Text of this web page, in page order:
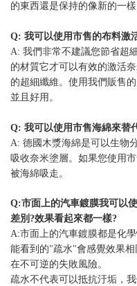
的東西還是保持的像新的一
Q: 我可以使用市售的布料激
A: 我們非常不建議您節省超
的材質它才可以有效的激活
的超細纖維。使用我們販售
並且好用。
Q: 我可以使用市售海綿來替
A: 德國木漿海綿是可以生物
吸收奈米塗層。如果您使用
被海綿吸走。
Q:市面上的汽車鍍膜我可以
差別?效果看起來都一樣?
A:市面上的汽車鍍膜都是化
能看到的"疏水"會感覺效果
在不可逆的失敗風險。
疏水不代表可以抵抗汙垢，